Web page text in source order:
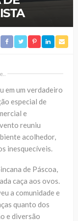
em um verdadeiro
especial de
e
reuniu
acolhedor,
inesquecíveis.
de Páscoa,
caça aos ovos.
a comunidade e
quanto dos
e diversão